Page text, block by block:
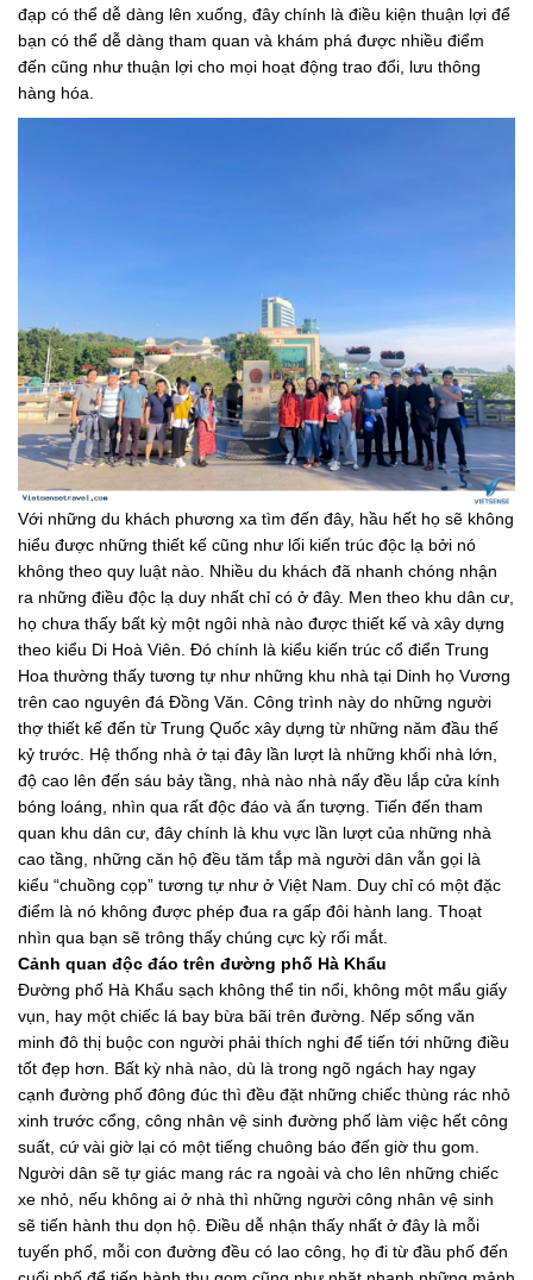
đạp có thể dễ dàng lên xuống, đây chính là điều kiện thuận lợi để
bạn có thể dễ dàng tham quan và khám phá được nhiều điểm
đến cũng như thuận lợi cho mọi hoạt động trao đổi, lưu thông
hàng hóa.
Với những du khách phương xa tìm đến đây, hầu hết họ sẽ không
hiểu được những thiết kế cũng như lối kiến trúc độc lạ bởi nó
không theo quy luật nào. Nhiều du khách đã nhanh chóng nhận
ra những điều độc lạ duy nhất chỉ có ở đây. Men theo khu dân cư,
họ chưa thấy bất kỳ một ngôi nhà nào được thiết kế và xây dựng
theo kiểu Di Hoà Viên. Đó chính là kiểu kiến trúc cổ điển Trung
Hoa thường thấy tương tự như những khu nhà tại Dinh họ Vương
trên cao nguyên đá Đồng Văn. Công trình này do những người
thợ thiết kế đến từ Trung Quốc xây dựng từ những năm đầu thế
kỷ trước. Hệ thống nhà ở tại đây lần lượt là những khối nhà lớn,
độ cao lên đến sáu bảy tầng, nhà nào nhà nấy đều lắp cửa kính
bóng loáng, nhìn qua rất độc đáo và ấn tượng. Tiến đến tham
quan khu dân cư, đây chính là khu vực lần lượt của những nhà
cao tầng, những căn hộ đều tăm tắp mà người dân vẫn gọi là
kiểu “chuồng cọp” tương tự như ở Việt Nam. Duy chỉ có một đặc
điểm là nó không được phép đua ra gấp đôi hành lang. Thoạt
nhìn qua bạn sẽ trông thấy chúng cực kỳ rối mắt.
Cảnh quan độc đáo trên đường phố Hà Khẩu
Đường phố Hà Khẩu sạch không thể tin nổi, không một mẩu giấy
vụn, hay một chiếc lá bay bừa bãi trên đường. Nếp sống văn
minh đô thị buộc con người phải thích nghi để tiến tới những điều
tốt đẹp hơn. Bất kỳ nhà nào, dù là trong ngõ ngách hay ngay
cạnh đường phố đông đúc thì đều đặt những chiếc thùng rác nhỏ
xinh trước cổng, công nhân vệ sinh đường phố làm việc hết công
suất, cứ vài giờ lại có một tiếng chuông báo đến giờ thu gom.
Người dân sẽ tự giác mang rác ra ngoài và cho lên những chiếc
xe nhỏ, nếu không ai ở nhà thì những người công nhân vệ sinh
sẽ tiến hành thu dọn hộ. Điều dễ nhận thấy nhất ở đây là mỗi
tuyến phố, mỗi con đường đều có lao công, họ đi từ đầu phố đến